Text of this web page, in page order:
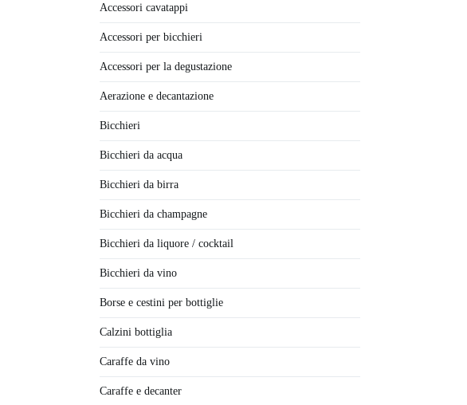
Accessori cavatappi
Accessori per bicchieri
Accessori per la degustazione
Aerazione e decantazione
Bicchieri
Bicchieri da acqua
Bicchieri da birra
Bicchieri da champagne
Bicchieri da liquore / cocktail
Bicchieri da vino
Borse e cestini per bottiglie
Calzini bottiglia
Caraffe da vino
Caraffe e decanter